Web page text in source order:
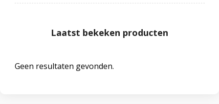
Laatst bekeken producten
Geen resultaten gevonden.